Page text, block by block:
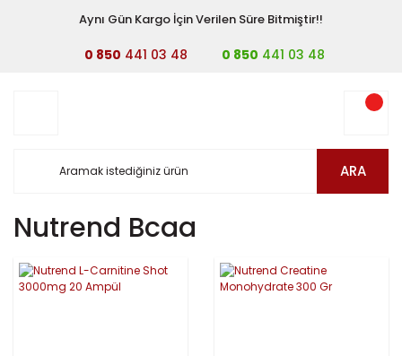
Aynı Gün Kargo İçin Verilen Süre Bitmiştir!!
0 850 441 03 48 0 850 441 03 48
ARA
Nutrend Bcaa